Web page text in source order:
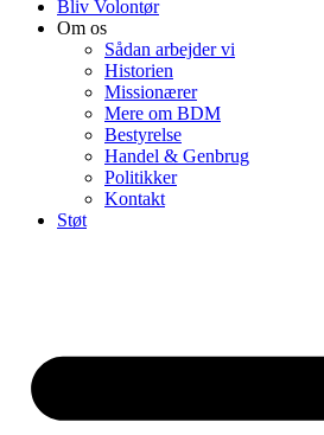
Bliv Volontør
Om os
Sådan arbejder vi
Historien
Missionærer
Mere om BDM
Bestyrelse
Handel & Genbrug
Politikker
Kontakt
Støt